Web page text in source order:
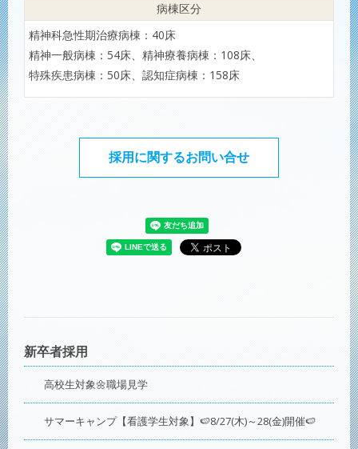
病棟区分
精神科急性期治療病棟：40床
精神一般病棟：54床、精神療養病棟：108床、
特殊疾患病棟：50床、認知症病棟：158床
新卒者採用
高校生対象🌼職場見学
サマーキャンプ【看護学生対象】🍉8/27(木)～28(金)開催🍉